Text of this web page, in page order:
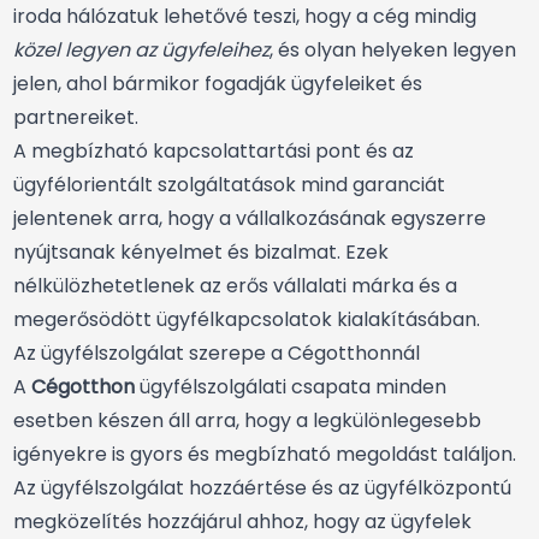
iroda hálózatuk lehetővé teszi, hogy a cég mindig
közel legyen az ügyfeleihez, és olyan helyeken legyen
jelen, ahol bármikor fogadják ügyfeleiket és
partnereiket.
A megbízható kapcsolattartási pont és az
ügyfélorientált szolgáltatások mind garanciát
jelentenek arra, hogy a vállalkozásának egyszerre
nyújtsanak kényelmet és bizalmat. Ezek
nélkülözhetetlenek az erős vállalati márka és a
megerősödött ügyfélkapcsolatok kialakításában.
Az ügyfélszolgálat szerepe a Cégotthonnál
A Cégotthonügyfélszolgálati csapata minden
esetben készen áll arra, hogy a legkülönlegesebb
igényekre is gyors és megbízható megoldást találjon.
Az ügyfélszolgálat hozzáértése és az ügyfélközpontú
megközelítés hozzájárul ahhoz, hogy az ügyfelek